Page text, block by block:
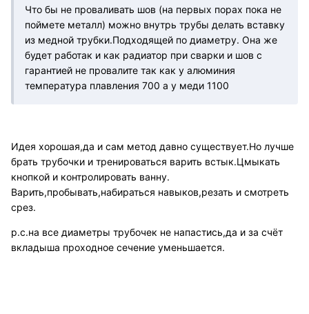
Что бы не проваливать шов (на первых порах пока не
поймете металл) можно внутрь трубы делать вставку
из медной трубки.Подходящей по диаметру. Она же
будет работак и как радиатор при сварки и шов с
гарантией не провалите так как у алюминия
температура плавления 700 а у меди 1100
Идея хорошая,да и сам метод давно существует.Но лучше
брать трубочки и тренироваться варить встык.Цмыкать
кнопкой и контролировать ванну.
Варить,пробывать,набираться навыков,резать и смотреть
срез.
р.с.на все диаметры трубочек не напастись,да и за счёт
вкладыша проходное сечение уменьшается.